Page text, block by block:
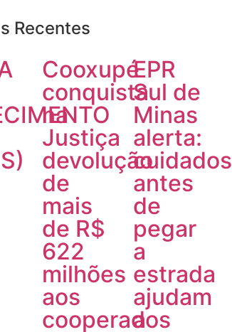
Recentes
Cooxupé
conquista
na
Justiça
devolução
de
mais
de R$
622
milhões
aos
cooperados
EPR
Sul de
Minas
alerta:
cuidados
antes
de
pegar
a
estrada
ajudam
a